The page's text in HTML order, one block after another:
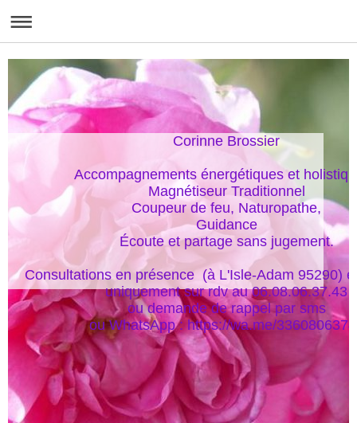
Corinne Brossier
Accompagnements énergétiques et
Magnétiseur Traditionnel
Coupeur de feu, Naturopathe,
Guidance
Écoute et partage sans jugement.
Consultations en présence  (à L'Isle-Adam 95290)
uniquement sur rdv au 06.08.06.37.43
ou demande de rappel par sms
ou WhatsApp : https://wa.me/